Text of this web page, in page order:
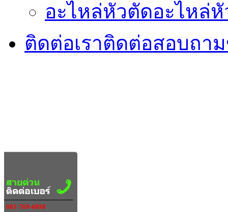
อะไหล่หัวตัดอะไหล่
ติดต่อเราติดต่อสอบถา
081-769-6898